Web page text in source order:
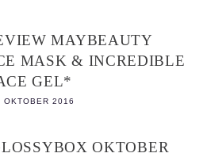
MAYBEAUTY
MASK & INCREDIBLE
GEL*
OKTOBER 2016
OKTOBER